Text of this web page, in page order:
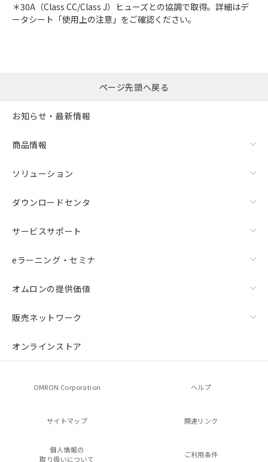
＊30A（Class CC/Class J）ヒューズとの協調で取得。詳細はデ
ータシート「使用上の注意」をご確認ください。
ページ先頭へ戻る
お知らせ・最新情報
商品情報
ソリューション
ダウンロードセンタ
サービスサポート
eラーニング・セミナ
オムロンの提供価値
販売ネットワーク
オンラインストア
OMRON Corporation ヘルプ
サイトマップ 関連リンク
個人情報の
取り扱いについて
ご利用条件